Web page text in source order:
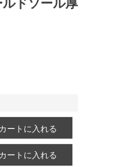
ドソール厚
カートに入れる
カートに入れる